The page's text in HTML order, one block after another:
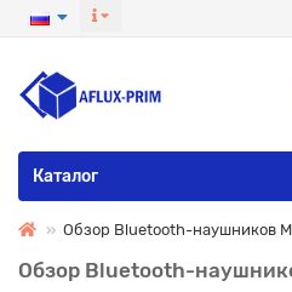
Все категории
Каталог
Обзор Bluetooth-наушников
Обзор Bluetooth-